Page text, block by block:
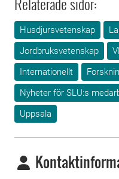
Husdjursvetenskap
Jordbruksvetenskap
Internationellt
Nyheter för SLU:s
Uppsala